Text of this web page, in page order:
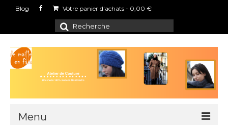
Blog Votre panier d'achats - 0,00 €
Rechercher
:
Menu